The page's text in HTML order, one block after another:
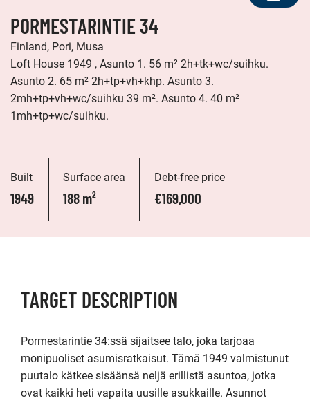
SEE
PORMESTARINTIE 34
Finland, Pori, Musa
Loft House 1949 , Asunto 1. 56 m² 2h+tk+wc/suihku.
Asunto 2. 65 m² 2h+tp+vh+khp. Asunto 3.
2mh+tp+vh+wc/suihku 39 m². Asunto 4. 40 m²
1mh+tp+wc/suihku.
Built
1949
Surface area
188 m²
Debt-free price
€169,000
TARGET DESCRIPTION
Pormestarintie 34:ssä sijaitsee talo, joka tarjoaa
monipuoliset asumisratkaisut. Tämä 1949 valmistunut
puutalo kätkee sisäänsä neljä erillistä asuntoa, jotka
ovat kaikki heti vapaita uusille asukkaille. Asunnot